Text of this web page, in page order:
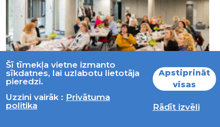
Šī tīmekļa vietne izmanto
sīkdatnes, lai uzlabotu lietotāja
pieredzi.
Uzzini vairāk : Privātuma
politika
Apstiprināt
visas
Rādīt izvēli